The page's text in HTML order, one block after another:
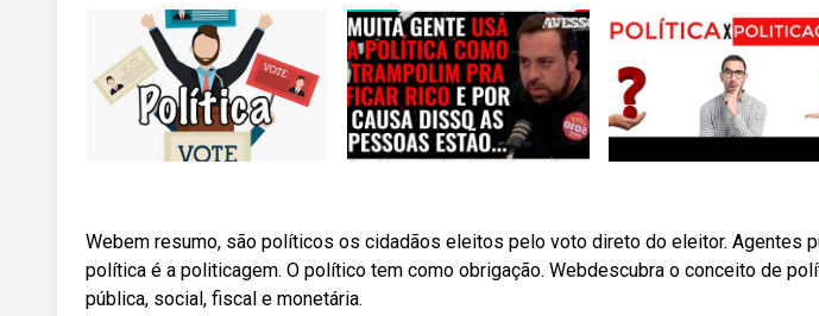
Webem resumo, são políticos os cidadãos eleitos pelo voto direto do eleitor. Agentes
política é a politicagem. O político tem como obrigação. Webdescubra o conceito de
pública, social, fiscal e monetária.